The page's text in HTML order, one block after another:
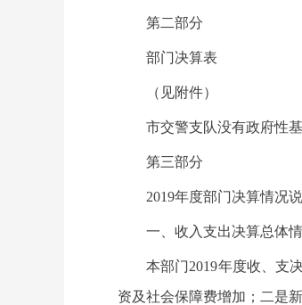
第二部分
部门决算表
（见附件）
市交警支队没有政府性
第三部分
2019年度部门决算情况
一、收入支出决算总体
本部门2019年度收、支
资及社会保障费增加；二是